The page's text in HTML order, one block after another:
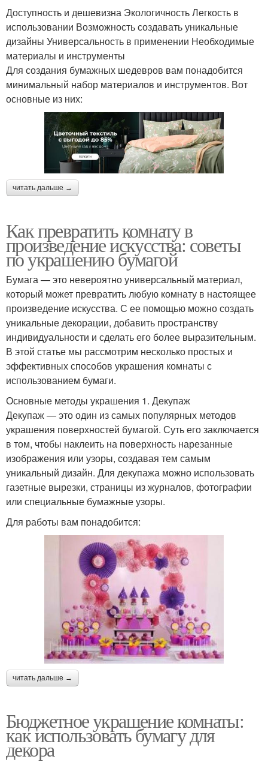
Доступность и дешевизна Экологичность Легкость в
использовании Возможность создавать уникальные
дизайны Универсальность в применении Необходимые
материалы и инструменты
Для создания бумажных шедевров вам понадобится
минимальный набор материалов и инструментов. Вот
основные из них:
читать дальше →
Как превратить комнату в
произведение искусства: советы
по украшению бумагой
Бумага — это невероятно универсальный материал,
который может превратить любую комнату в настоящее
произведение искусства. С ее помощью можно создать
уникальные декорации, добавить пространству
индивидуальности и сделать его более выразительным.
В этой статье мы рассмотрим несколько простых и
эффективных способов украшения комнаты с
использованием бумаги.
Основные методы украшения 1. Декупаж
Декупаж — это один из самых популярных методов
украшения поверхностей бумагой. Суть его заключается
в том, чтобы наклеить на поверхность нарезанные
изображения или узоры, создавая тем самым
уникальный дизайн. Для декупажа можно использовать
газетные вырезки, страницы из журналов, фотографии
или специальные бумажные узоры.
Для работы вам понадобится:
читать дальше →
Бюджетное украшение комнаты:
как использовать бумагу для
декора